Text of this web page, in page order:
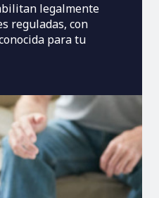
legalmente
reguladas, con
para tu